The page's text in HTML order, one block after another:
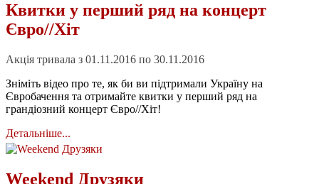
Квитки у перший ряд на концерт
Євро//Хіт
Акція тривала з 01.11.2016 по 30.11.2016
Зніміть відео про те, як би ви підтримали Україну на
Євробачення та отримайте квитки у перший ряд на
грандіозний концерт Євро//Хіт!
Детальніше...
Weekend Друзяки